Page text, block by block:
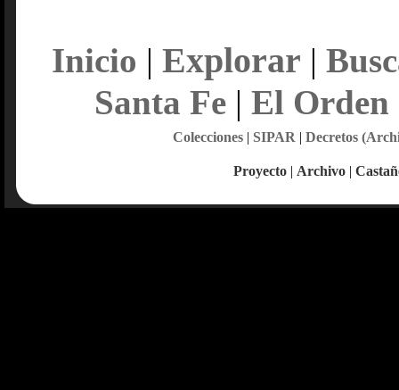
Inicio | Explorar |
Santa Fe| El Orden
Colecciones| SIPAR | Decretos
Proyecto | Archivo |